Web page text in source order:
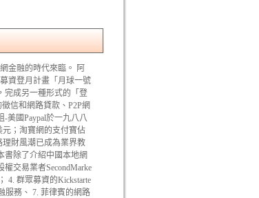
金融的時代來臨。 阿
資登月計畫「月球一號
完成另一種形式的「登
信和網路貸款、P2P網
國Paypal於一九八八
；淘寶網的支付寶佔
財風潮已成為業界教
書除了介紹中國本地網
交易業者SecondMarke
4. 群眾募資的Kickstarte
服務、 7. 菲律賓的網路